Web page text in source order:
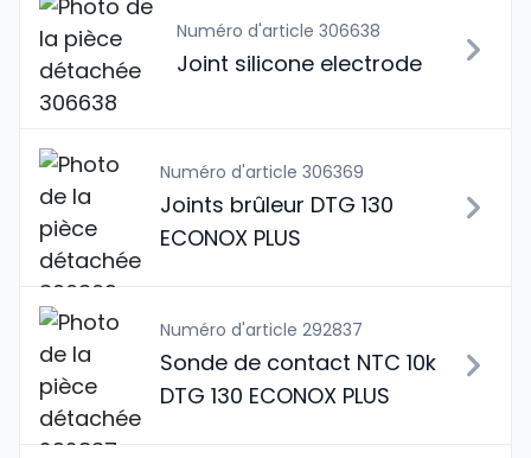
Numéro d'article 306638
Joint silicone electrode
Numéro d'article 306369
Joints brûleur DTG 130
ECONOX PLUS
Numéro d'article 292837
Sonde de contact NTC 10k
DTG 130 ECONOX PLUS